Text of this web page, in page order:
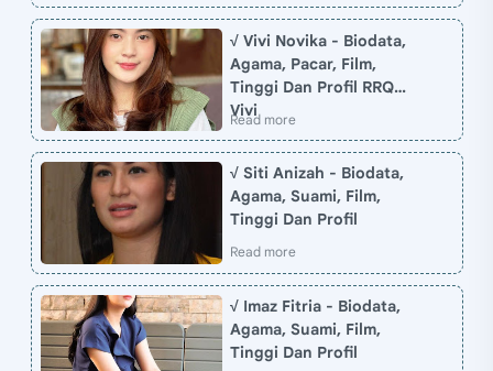
√ Vivi Novika - Biodata,
Agama, Pacar, Film,
Tinggi Dan Profil RRQ
Vivi
√ Siti Anizah - Biodata,
Agama, Suami, Film,
Tinggi Dan Profil
√ Imaz Fitria - Biodata,
Agama, Suami, Film,
Tinggi Dan Profil